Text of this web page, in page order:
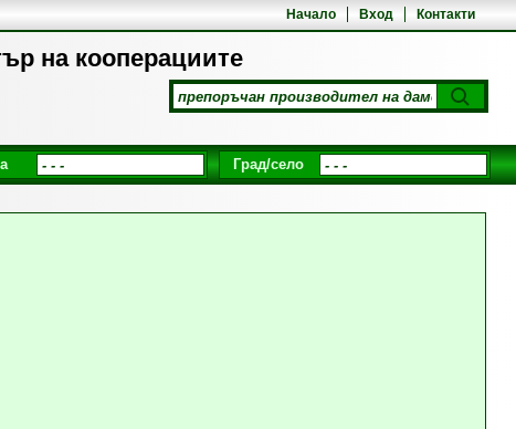
на кооперациите
Начало Вход Контакти
Град/село